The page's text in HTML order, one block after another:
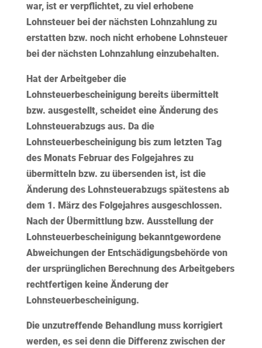
war, ist er verpflichtet, zu viel erhobene
Lohnsteuer bei der nächsten Lohnzahlung zu
erstatten bzw. noch nicht erhobene Lohnsteuer
bei der nächsten Lohnzahlung einzubehalten.
Hat der Arbeitgeber die
Lohnsteuerbescheinigung bereits übermittelt
bzw. ausgestellt, scheidet eine Änderung des
Lohnsteuerabzugs aus. Da die
Lohnsteuerbescheinigung bis zum letzten Tag
des Monats Februar des Folgejahres zu
übermitteln bzw. zu übersenden ist, ist die
Änderung des Lohnsteuerabzugs spätestens ab
dem 1. März des Folgejahres ausgeschlossen.
Nach der Übermittlung bzw. Ausstellung der
Lohnsteuerbescheinigung bekanntgewordene
Abweichungen der Entschädigungsbehörde von
der ursprünglichen Berechnung des Arbeitgebers
rechtfertigen keine Änderung der
Lohnsteuerbescheinigung.
Die unzutreffende Behandlung muss korrigiert
werden, es sei denn die Differenz zwischen der